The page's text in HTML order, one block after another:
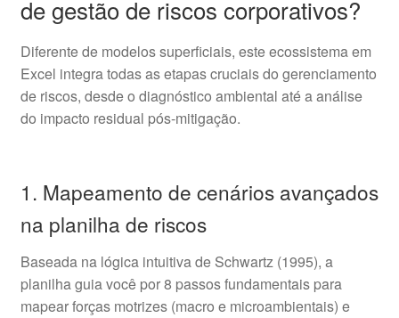
de gestão de riscos corporativos?
Diferente de modelos superficiais, este ecossistema em
Excel integra todas as etapas cruciais do gerenciamento
de riscos, desde o diagnóstico ambiental até a análise
do impacto residual pós-mitigação.
1. Mapeamento de cenários avançados
na planilha de riscos
Baseada na lógica intuitiva de Schwartz (1995), a
planilha guia você por 8 passos fundamentais para
mapear forças motrizes (macro e microambientais) e